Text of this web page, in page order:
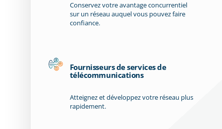
Conservez votre avantage concurrentiel
sur un réseau auquel vous pouvez faire
confiance.
Fournisseurs de services de
télécommunications
Atteignez et développez votre réseau plus
rapidement.